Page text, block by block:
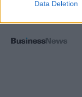
Data Deletion